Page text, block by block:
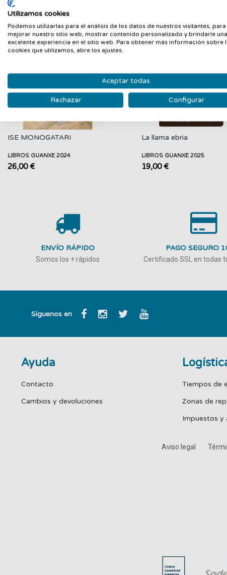
PRODUCTOS RELACIONADOS
Nuevo
ISE MONOGATARI
LIBROS GUANXE 2024
26,00 €
La llama ebria
LIBROS GUANXE 2025
19,00 €
ENVÍO RÁPIDO
Somos los + rápidos
PAGO SEGURO
Certificado SSL en todas
Síguenos en
Ayuda
Contacto
Cambios y devoluciones
Tiempos de
Zonas de
Impuestos y
Aviso legal
Utilizamos cookies
Podemos utilizarlas para el análisis de los datos de nuestros visitantes, para
mejorar nuestro sitio web, mostrar contenido personalizado y brindarle una
excelente experiencia en el sitio web. Para obtener más información sobre
cookies que utilizamos, abre los ajustes.
Aceptar todas
Rechazar Configurar